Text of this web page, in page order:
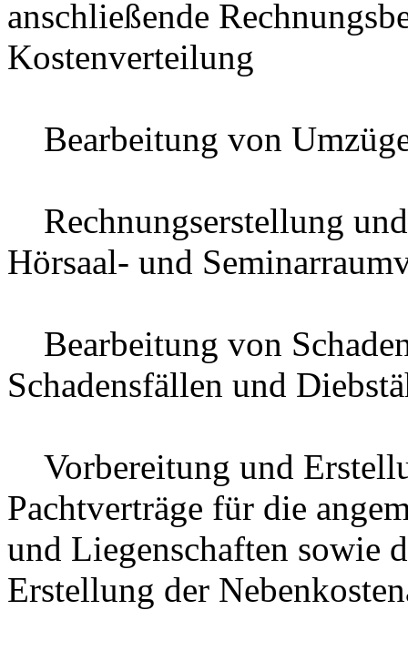
anschließende
Kostenverteilung
Bearbeitung von
Rechnungserstellung
Hörsaal- und
Bearbeitung von
Schadensfällen und
Vorbereitung und
Pachtverträge für die
und Liegenschaften sowie
Erstellung der